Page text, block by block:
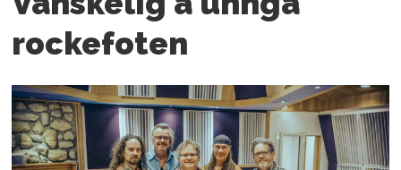
rockefoten